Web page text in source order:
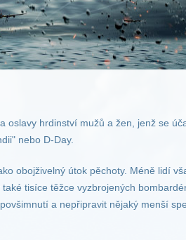
oslavy hrdinství mužů a žen, jenž se
nebo D-Day.
obojživelný útok pěchoty. Méně lidí
tisíce těžce vyzbrojených
a nepřipravit nějaký menší